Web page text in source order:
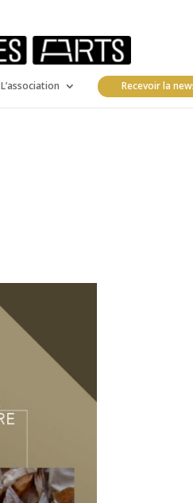
L’association Recevoir la